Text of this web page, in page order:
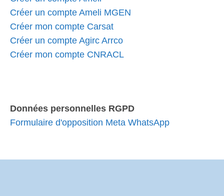
Créer un compte Ameli MGEN
Créer mon compte Carsat
Créer un compte Agirc Arrco
Créer mon compte CNRACL
Données personnelles RGPD
Formulaire d'opposition Meta WhatsApp